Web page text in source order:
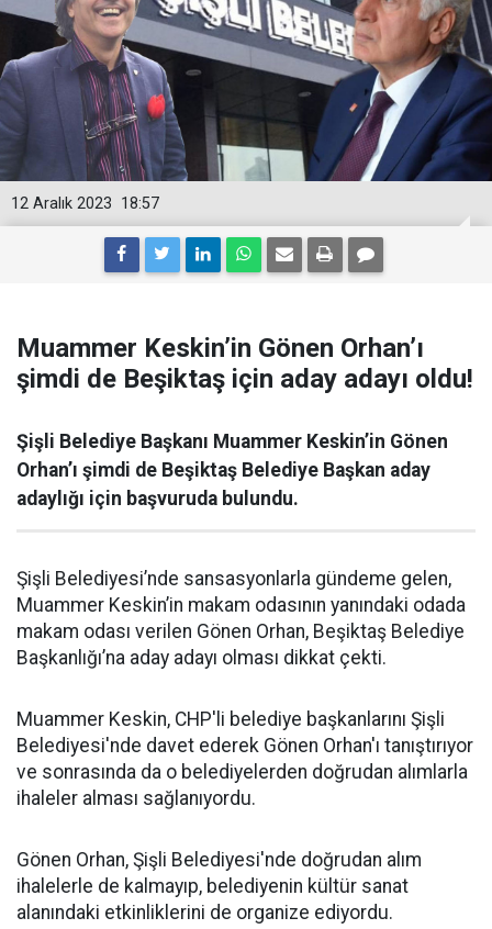
18:57
12 Aralık 2023
Muammer Keskin’in Gönen Orhan’ı
şimdi de Beşiktaş için aday adayı oldu!
Şişli Belediye Başkanı Muammer Keskin’in Gönen
Orhan’ı şimdi de Beşiktaş Belediye Başkan aday
adaylığı için başvuruda bulundu.
Şişli Belediyesi’nde sansasyonlarla gündeme gelen,
Muammer Keskin’in makam odasının yanındaki odada
makam odası verilen Gönen Orhan, Beşiktaş Belediye
Başkanlığı’na aday adayı olması dikkat çekti.
Muammer Keskin, CHP'li belediye başkanlarını Şişli
Belediyesi'nde davet ederek Gönen Orhan'ı tanıştırıyor
ve sonrasında da o belediyelerden doğrudan alımlarla
ihaleler alması sağlanıyordu.
Gönen Orhan, Şişli Belediyesi'nde doğrudan alım
ihalelerle de kalmayıp, belediyenin kültür sanat
alanındaki etkinliklerini de organize ediyordu.